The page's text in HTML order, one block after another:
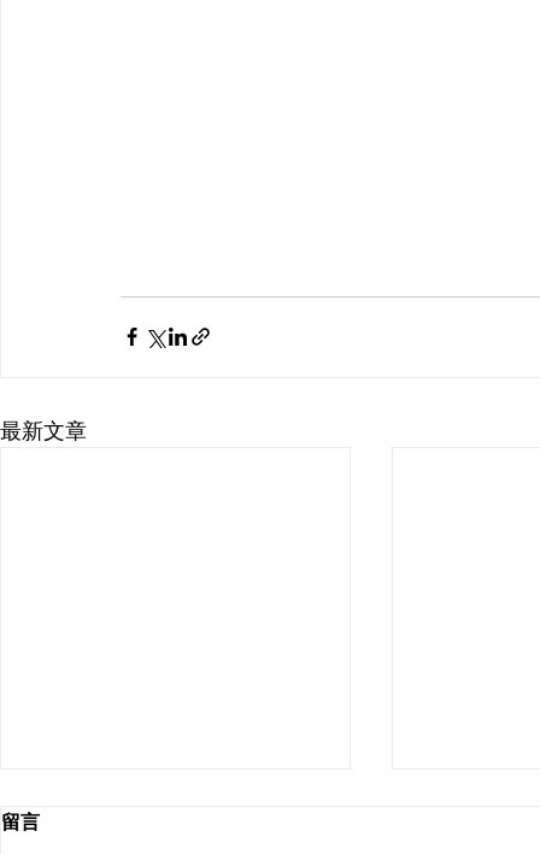
最新文章
留言